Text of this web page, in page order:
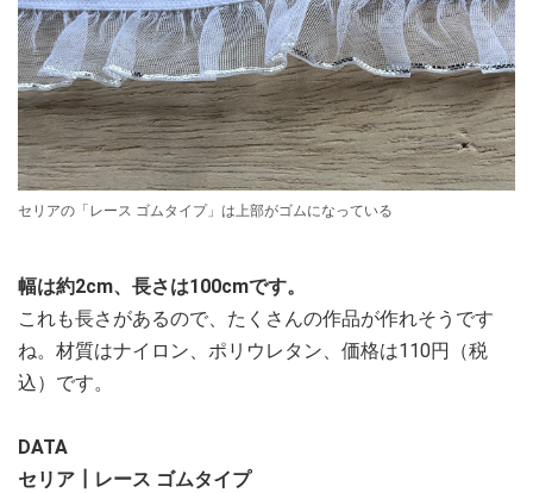
セリアの「レース ゴムタイプ」は上部がゴムになっている
幅は約2cm、長さは100cmです。
これも長さがあるので、たくさんの作品が作れそうです
ね。材質はナイロン、ポリウレタン、価格は110円（税
込）です。
DATA
セリア┃レース ゴムタイプ